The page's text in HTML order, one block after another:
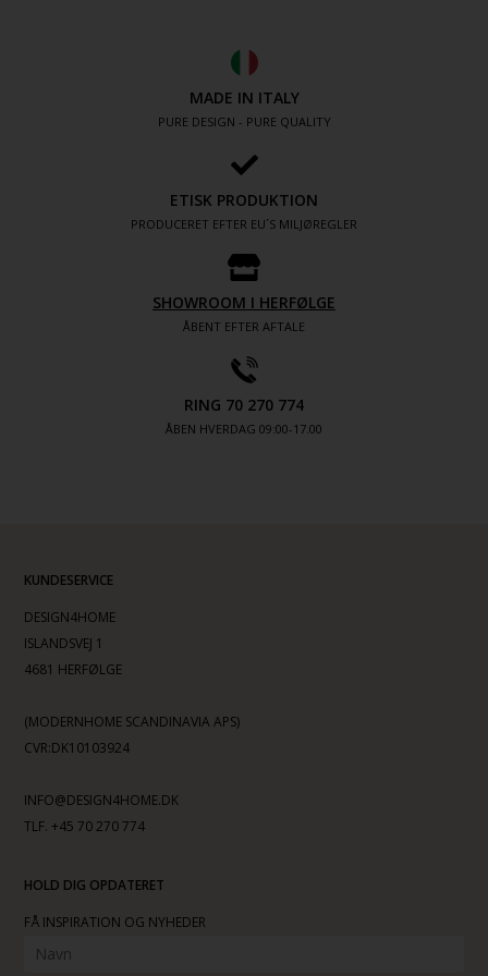
MADE IN ITALY
PURE DESIGN - PURE QUALITY
ETISK PRODUKTION
PRODUCERET EFTER EU´S MILJØREGLER
SHOWROOM I HERFØLGE
ÅBENT EFTER AFTALE
RING 70 270 774
ÅBEN HVERDAG 09:00-17.00
KUNDESERVICE
DESIGN4HOME
ISLANDSVEJ 1
4681 HERFØLGE
(MODERNHOME SCANDINAVIA APS)
CVR:DK10103924
INFO@DESIGN4HOME.DK
TLF. +45 70 270 774
HOLD DIG OPDATERET
FÅ INSPIRATION OG NYHEDER